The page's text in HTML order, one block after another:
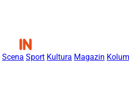
Scena Sport Kultura Magazin